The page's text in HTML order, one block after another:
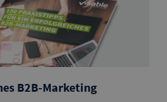
B2B-Marketing